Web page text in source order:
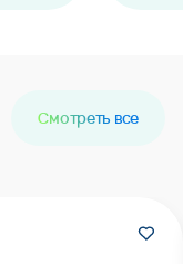
Смотреть все